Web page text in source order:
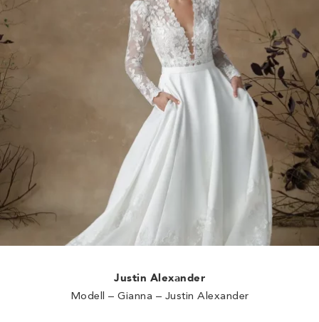
Justin Alexander
Modell – Gianna – Justin Alexander